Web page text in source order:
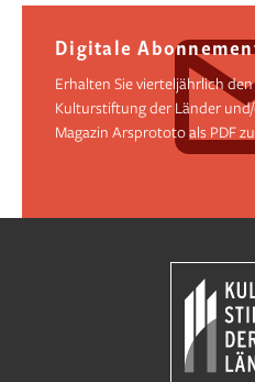
Digitale
Erhalten Sie vierteljährlich
Kulturstiftung der Länder
Magazin Arsprototo als PDF